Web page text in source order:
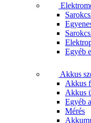
Egyéb
Akkus
Akkus
Akkus
Egyéb
Mérés